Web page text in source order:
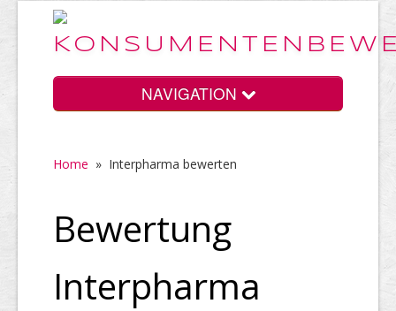
NAVIGATION
Home
Vorteile
Home » Interpharma bewerten
Bewertung
Interpharma